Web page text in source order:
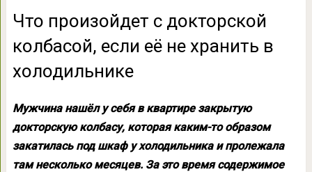
Что произойдет с докторской
колбасой, если её не хранить в
холодильнике
Мужчина нашёл у себя в квартире закрытую
докторскую колбасу, которая каким-то образом
закатилась под шкаф у холодильника и пролежала
там несколько месяцев. За это время содержимое